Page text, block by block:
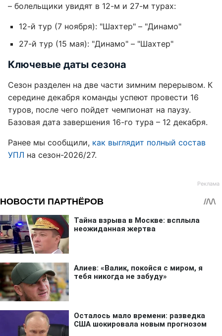
– болельщики увидят в 12-м и 27-м турах:
12-й тур (7 ноября): "Шахтер" – "Динамо"
27-й тур (15 мая): "Динамо" – "Шахтер"
Ключевые даты сезона
Сезон разделен на две части зимним перерывом. К
середине декабря команды успеют провести 16
туров, после чего пойдет чемпионат на паузу.
Базовая дата завершения 16-го тура – 12 декабря.
Ранее мы сообщили, как выглядит полный состав
УПЛ на сезон-2026/27.